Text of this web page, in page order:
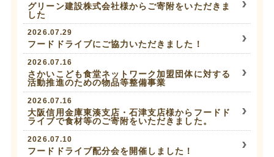
グリーン建設株式会社様からご寄附をいただきま
した
2026.07.29
フードドライブにご協力いただきました！
2026.07.16
さかいこども食堂ネットワーク加盟団体に対する
活動推進のための物品等整備事業
2026.07.16
大阪信用金庫東湊支店・石津支店様からフードド
ライブで食材等のご寄附をいただきました。
2026.07.10
フードドライブ配分会を開催しました！